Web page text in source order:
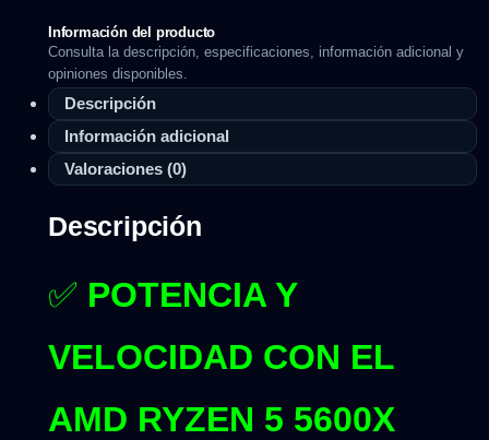
Información del producto
Consulta la descripción, especificaciones, información adicional y
opiniones disponibles.
Descripción
Información adicional
Valoraciones (0)
Descripción
✅ POTENCIA Y
VELOCIDAD CON EL
AMD RYZEN 5 5600X